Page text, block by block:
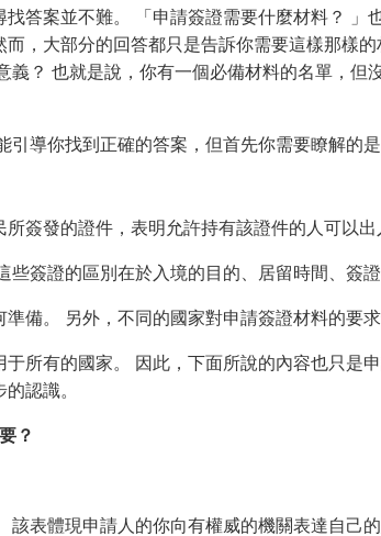
答案並不難。 「申請簽證需要什麼材料？ 」
，大部分的回答都只是告訴你需要這樣那樣
義？ 也就是說，你有一個必備材料的名單，但
導你找到正確的答案，但首先你需要瞭解的是
簽發的證件，表明允許持有該證件的人可以出
簽證的區別在於入境的目的、居留時間、簽證
備。 另外，不同的國家對申請簽證材料的要求
所有的國家。 因此，下面所說的內容也只是
認識。
？
表體現申請人的你向有權威的機關表達自己的